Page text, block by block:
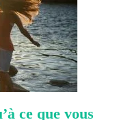
ce que vous